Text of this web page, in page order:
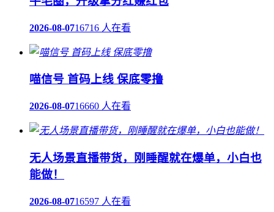
2026-08-0716716 人在看
喵信号 首码上线 保底零撸
2026-08-0716660 人在看
无人场景直播带货，刚睡醒就在爆单，小白也
能做！
2026-08-0716597 人在看